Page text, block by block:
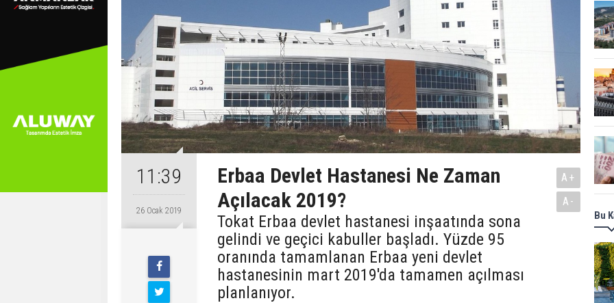
11:39
26 Ocak 2019
Erbaa Devlet Hastanesi Ne Zaman
Açılacak 2019?
Tokat Erbaa devlet hastanesi inşaatında sona
gelindi ve geçici kabuller başladı. Yüzde 95
oranında tamamlanan Erbaa yeni devlet
hastanesinin mart 2019'da tamamen açılması
planlanıyor.
A+
A-
Bu